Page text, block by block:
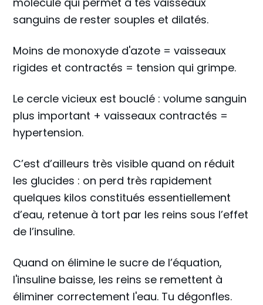
sanguins de rester souples et dilatés.
Moins de monoxyde d'azote = vaisseaux
rigides et contractés = tension qui grimpe.
Le cercle vicieux est bouclé : volume sanguin
plus important + vaisseaux contractés =
hypertension.
C’est d’ailleurs très visible quand on réduit
les glucides : on perd très rapidement
quelques kilos constitués essentiellement
d’eau, retenue à tort par les reins sous l’effet
de l’insuline.
Quand on élimine le sucre de l’équation,
l'insuline baisse, les reins se remettent à
éliminer correctement l'eau. Tu dégonfles.